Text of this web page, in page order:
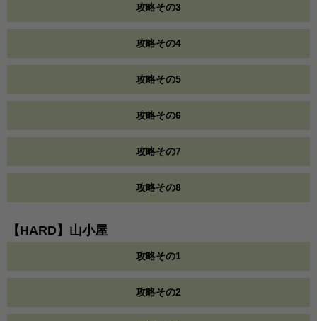
攻略その3
攻略その4
攻略その5
攻略その6
攻略その7
攻略その8
【HARD】山小屋
攻略その1
攻略その2